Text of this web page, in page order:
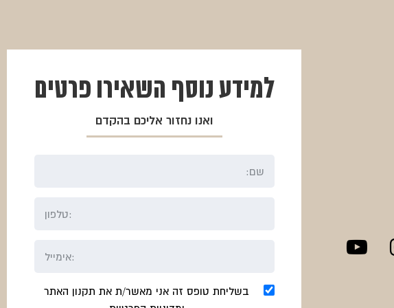
למידע נוסף השאירו פרטים
ואנו נחזור אליכם בהקדם
בשליחת טופס זה אני מאשר/ת את תקנון האתר